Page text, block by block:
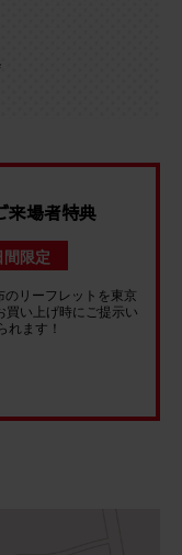
来場者特典
間限定
のリーフレットを東京
買い上げ時にご提示い
れます！